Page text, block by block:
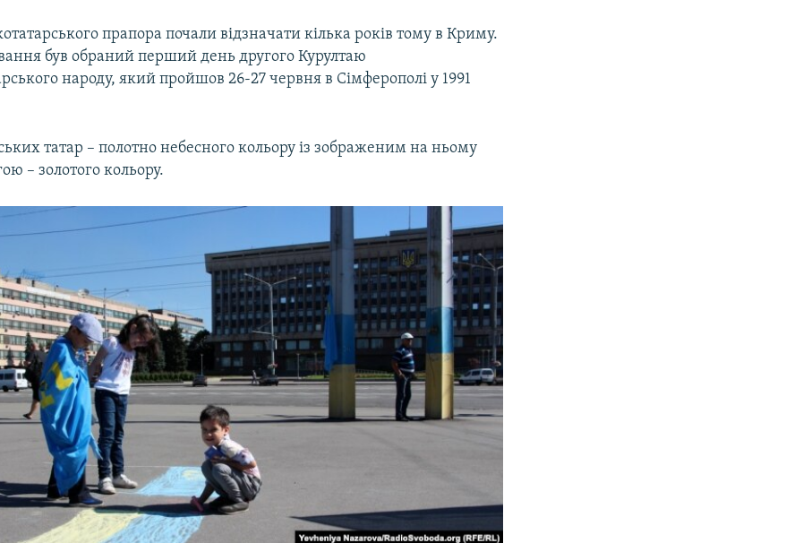
прапора почали відзначати кілька років тому в Криму.
був обраний перший день другого Курултаю
народу, який пройшов 26-27 червня в Сімферополі у 1991
татар – полотно небесного кольору із зображеним на ньому
– золотого кольору.